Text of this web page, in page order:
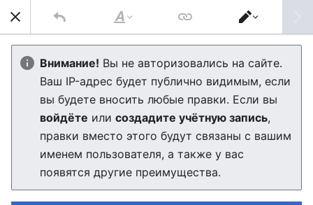
J2MEdia
Prince of Persia
Редактор скоро загрузится. Если через несколько
секунд вы будете по-прежнему видеть это
сообщение, пожалуйста,обновите страницу .
Стиль
текста
Переключить
редактор
Внимание! Вы не авторизовались на сайте.
Ваш IP-адрес будет публично видимым, если
вы будете вносить любые правки. Если вы
войдёте или создадите учётную запись,
правки вместо этого будут связаны с вашим
именем пользователя, а также у вас
появятся другие преимущества.